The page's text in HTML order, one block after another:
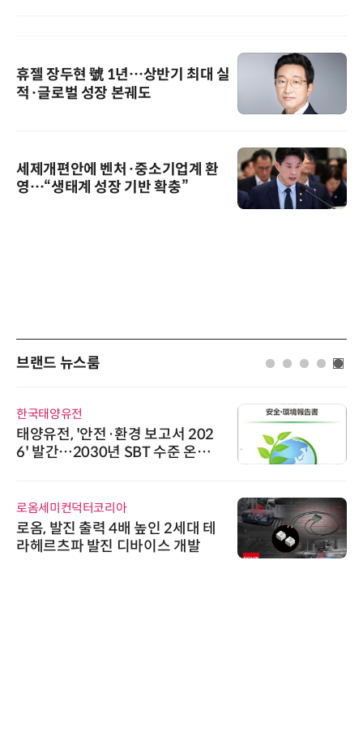
휴젤 장두현 號 1년…상반기 최대 실
적·글로벌 성장 본궤도
세제개편안에 벤처·중소기업계 환
영…“생태계 성장 기반 확충”
브랜드 뉴스룸
한국태양유전
태양유전, '안전·환경 보고서 202
6' 발간…2030년 SBT 수준 온실
로옴세미컨덕터코리아
로옴, 발진 출력 4배 높인 2세대 테
라헤르츠파 발진 디바이스 개발